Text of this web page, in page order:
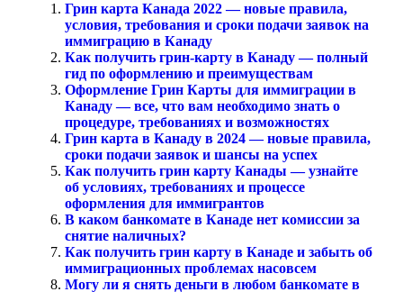
Грин карта Канада 2022 — новые правила,
условия, требования и сроки подачи заявок на
иммиграцию в Канаду
Как получить грин-карту в Канаду — полный
гид по оформлению и преимуществам
Оформление Грин Карты для иммиграции в
Канаду — все, что вам необходимо знать о
процедуре, требованиях и возможностях
Грин карта в Канаду в 2024 — новые правила,
сроки подачи заявок и шансы на успех
Как получить грин карту Канады — узнайте
об условиях, требованиях и процессе
оформления для иммигрантов
В каком банкомате в Канаде нет комиссии за
снятие наличных?
Как получить грин карту в Канаде и забыть об
иммиграционных проблемах насовсем
Могу ли я снять деньги в любом банкомате в